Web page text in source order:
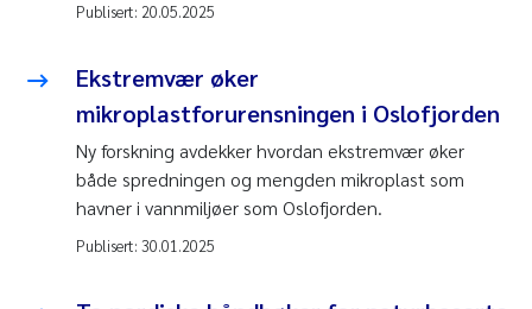
Publisert: 20.05.2025
Ekstremvær øker
mikroplastforurensningen i Oslofjorden
Ny forskning avdekker hvordan ekstremvær øker
både spredningen og mengden mikroplast som
havner i vannmiljøer som Oslofjorden.
Publisert: 30.01.2025